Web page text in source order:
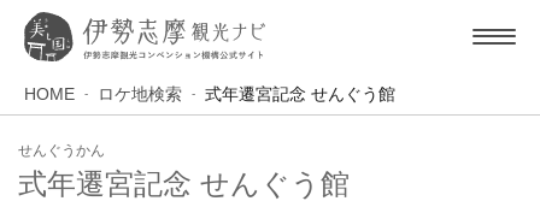
HOME ロケ地検索 式年遷宮記念 せんぐう館
せんぐうかん
式年遷宮記念 せんぐう館